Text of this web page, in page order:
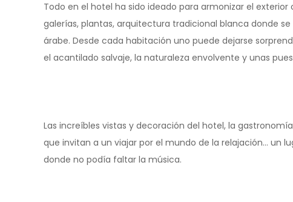
Todo en el hotel ha sido ideado para armonizar el
galerías, plantas, arquitectura tradicional blanca donde
árabe. Desde cada habitación uno puede dejarse
el acantilado salvaje, la naturaleza envolvente y unas
Las increíbles vistas y decoración del hotel, la
que invitan a un viajar por el mundo de la relajación… un
donde no podía faltar la música.